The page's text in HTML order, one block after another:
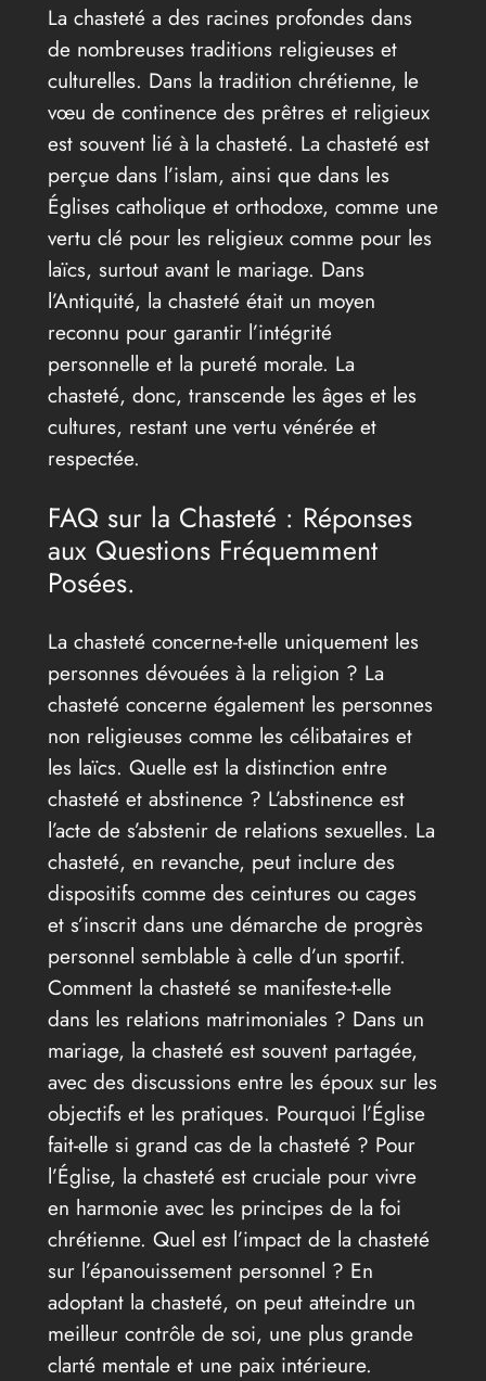
La chasteté a des racines profondes dans
de nombreuses traditions religieuses et
culturelles. Dans la tradition chrétienne, le
vœu de continence des prêtres et religieux
est souvent lié à la chasteté. La chasteté est
perçue dans l’islam, ainsi que dans les
Églises catholique et orthodoxe, comme une
vertu clé pour les religieux comme pour les
laïcs, surtout avant le mariage. Dans
l’Antiquité, la chasteté était un moyen
reconnu pour garantir l’intégrité
personnelle et la pureté morale. La
chasteté, donc, transcende les âges et les
cultures, restant une vertu vénérée et
respectée.
FAQ sur la Chasteté : Réponses
aux Questions Fréquemment
Posées.
La chasteté concerne-t-elle uniquement les
personnes dévouées à la religion ? La
chasteté concerne également les personnes
non religieuses comme les célibataires et
les laïcs. Quelle est la distinction entre
chasteté et abstinence ? L’abstinence est
l’acte de s’abstenir de relations sexuelles. La
chasteté, en revanche, peut inclure des
dispositifs comme des ceintures ou cages
et s’inscrit dans une démarche de progrès
personnel semblable à celle d’un sportif.
Comment la chasteté se manifeste-t-elle
dans les relations matrimoniales ? Dans un
mariage, la chasteté est souvent partagée,
avec des discussions entre les époux sur les
objectifs et les pratiques. Pourquoi l’Église
fait-elle si grand cas de la chasteté ? Pour
l’Église, la chasteté est cruciale pour vivre
en harmonie avec les principes de la foi
chrétienne. Quel est l’impact de la chasteté
sur l’épanouissement personnel ? En
adoptant la chasteté, on peut atteindre un
meilleur contrôle de soi, une plus grande
clarté mentale et une paix intérieure.